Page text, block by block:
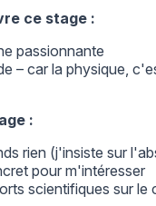
ce stage :
passionnante
– car la physique,
:
rien (j'insiste sur
pour m'intéresser
scientifiques sur le